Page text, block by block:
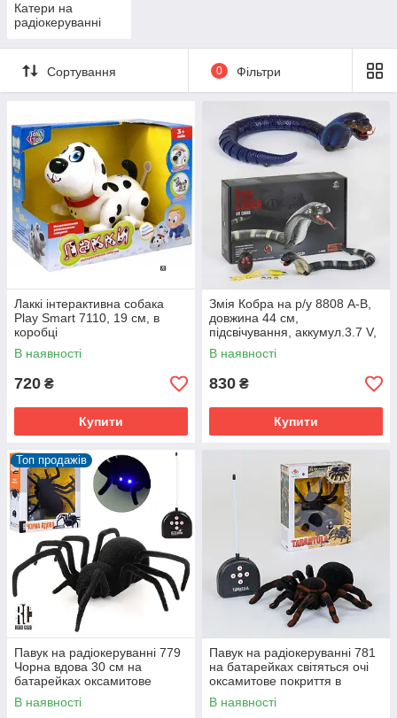
Катери на
радіокеруванні
Сортування 0 Фільтри
Лаккі інтерактивна собака
Play Smart 7110, 19 см, в
коробці
В наявності
720 ₴
Купити
Змія Кобра на р/у 8808 А-В,
довжина 44 см,
підсвічування, аккумул.3.7 V,
2 кольори, на акумуляторі, в
коробці
В наявності
830 ₴
Купити
Топ продажів
Павук на радіокеруванні 779
Чорна вдова 30 см на
батарейках оксамитове
покриття світяться очі в
коробці
В наявності
Павук на радіокеруванні 781
на батарейках світяться очі
оксамитове покриття в
коробці
В наявності